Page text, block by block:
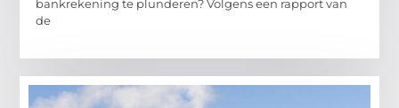
bankrekening te plunderen? Volgens een rapport van
de